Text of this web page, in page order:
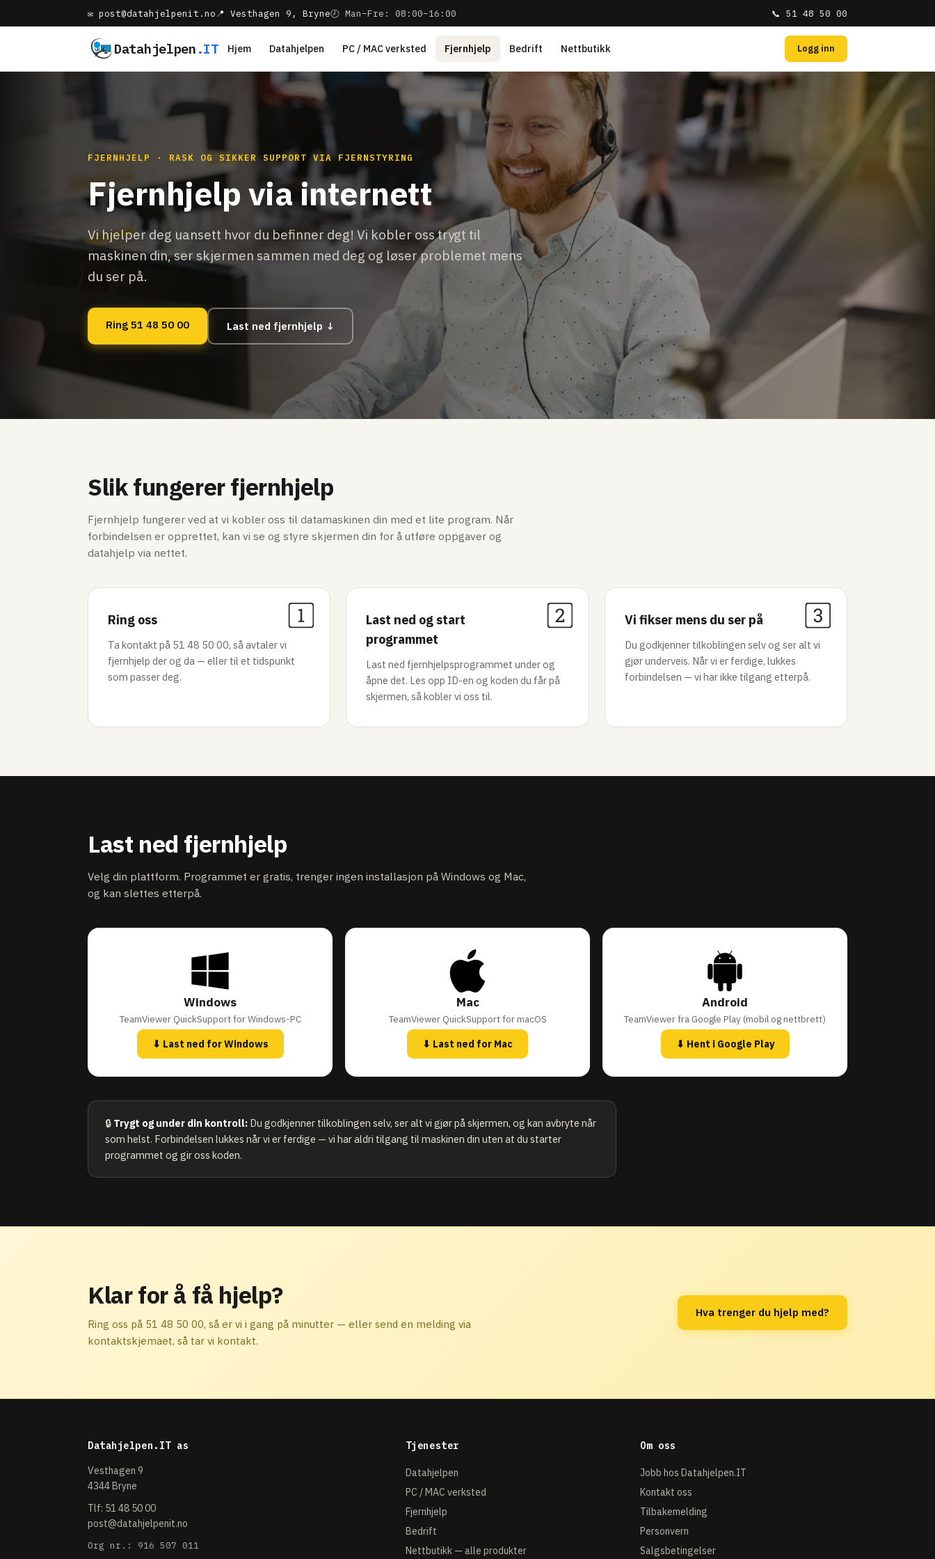
✉ post@datahjelpenit.no 📍 Vesthagen 9, Bryne🕗 Man–Fre: 08:00–16:00 📞 51 48 50 00
Datahjelpen .IT Hjem Datahjelpen PC / MAC verksted Fjernhjelp Bedrift Nettbutikk Logg inn
FJERNHJELP · RASK OG SIKKER SUPPORT VIA FJERNSTYRING
Fjernhjelp via internett
Vi hjelper deg uansett hvor du befinner deg! Vi kobler oss trygt til
maskinen din, ser skjermen sammen med deg og løser problemet mens
du ser på.
Ring 51 48 50 00 Last ned fjernhjelp ↓
Slik fungerer fjernhjelp
Fjernhjelp fungerer ved at vi kobler oss til datamaskinen din med et lite program. Når
forbindelsen er opprettet, kan vi se og styre skjermen din for å utføre oppgaver og
datahjelp via nettet.
Ring oss
Ta kontakt på 51 48 50 00, så avtaler vi
fjernhjelp der og da — eller til et tidspunkt
som passer deg.
Last ned og start
programmet
Last ned fjernhjelpsprogrammet under og
åpne det. Les opp ID-en og koden du får på
skjermen, så kobler vi oss til.
Vi fikser mens du ser på
Du godkjenner tilkoblingen selv og ser alt vi
gjør underveis. Når vi er ferdige, lukkes
forbindelsen — vi har ikke tilgang etterpå.
Last ned fjernhjelp
Velg din plattform. Programmet er gratis, trenger ingen installasjon på Windows og Mac,
og kan slettes etterpå.
Windows
TeamViewer QuickSupport for Windows-PC
⬇ Last ned for Windows
Mac
TeamViewer QuickSupport for macOS
⬇ Last ned for Mac
Android
TeamViewer fra Google Play (mobil og nettbrett)
⬇ Hent i Google Play
🔒 Trygt og under din kontroll: Du godkjenner tilkoblingen selv, ser alt vi gjør på skjermen, og kan avbryte når
som helst. Forbindelsen lukkes når vi er ferdige — vi har aldri tilgang til maskinen din uten at du starter
programmet og gir oss koden.
Klar for å få hjelp?
Ring oss på 51 48 50 00, så er vi i gang på minutter — eller send en melding via
kontaktskjemaet, så tar vi kontakt.
Hva trenger du hjelp med?
Datahjelpen.IT as
Vesthagen 9
4344 Bryne
Tlf: 51 48 50 00
post@datahjelpenit.no
Org nr.: 916 507 011
Tjenester
Datahjelpen
PC / MAC verksted
Fjernhjelp
Bedrift
Nettbutikk — alle produkter
Om oss
Jobb hos Datahjelpen.IT
Kontakt oss
Tilbakemelding
Personvern
Salgsbetingelser